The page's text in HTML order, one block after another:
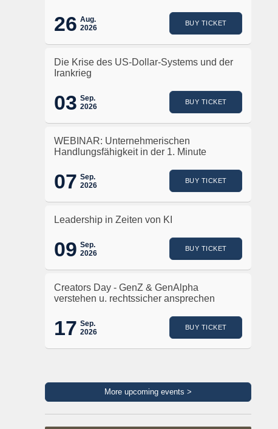
26 Aug.
2026
BUY TICKET
Die Krise des US-Dollar-Systems und der
Irankrieg
03 Sep.
2026
BUY TICKET
WEBINAR: Unternehmerischen
Handlungsfähigkeit in der 1. Minute
07 Sep.
2026
BUY TICKET
Leadership in Zeiten von KI
09 Sep.
2026
BUY TICKET
Creators Day - GenZ & GenAlpha
verstehen u. rechtssicher ansprechen
17 Sep.
2026
BUY TICKET
More upcoming events >